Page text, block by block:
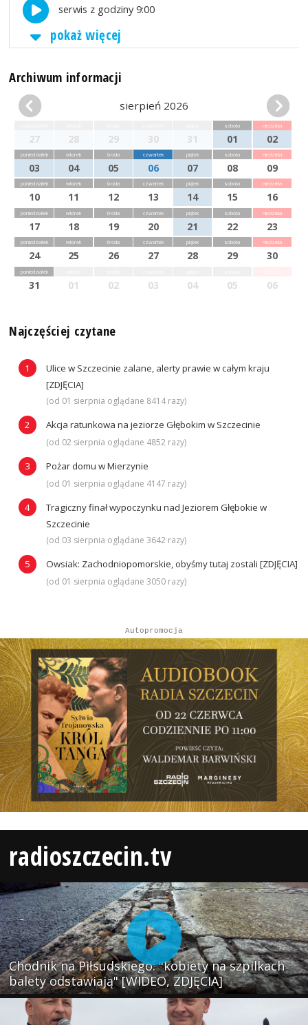
serwis z godziny 9:00
pokaż więcej
Archiwum informacji
sierpień 2026
27 28 29 30 31
sobota
01
niedziela
02
poniedziałek
03
wtorek
04
środa
05
czwartek
06
piątek
07
sobota
08
niedziela
09
poniedziałek
10
wtorek
11
środa
12
czwartek
13
piątek
14
sobota
15
niedziela
16
poniedziałek
17
wtorek
18
środa
19
czwartek
20
piątek
21
sobota
22
niedziela
23
poniedziałek
24
wtorek
25
środa
26
czwartek
27
piątek
28
sobota
29
niedziela
30
poniedziałek
31 01 02 03 04 05 06
Najczęściej czytane
Ulice w Szczecinie zalane, alerty prawie w całym kraju
[ZDJĘCIA]
(od 01 sierpnia oglądane 8414 razy)
Akcja ratunkowa na jeziorze Głębokim w Szczecinie
(od 02 sierpnia oglądane 4852 razy)
Pożar domu w Mierzynie
(od 01 sierpnia oglądane 4147 razy)
Tragiczny finał wypoczynku nad Jeziorem Głębokie w
Szczecinie
(od 03 sierpnia oglądane 3642 razy)
Owsiak: Zachodniopomorskie, obyśmy tutaj zostali [ZDJĘCIA]
(od 01 sierpnia oglądane 3050 razy)
Autopromocja
radioszczecin.tv
Chodnik na Piłsudskiego: "kobiety na szpilkach
balety odstawiają" [WIDEO, ZDJĘCIA]